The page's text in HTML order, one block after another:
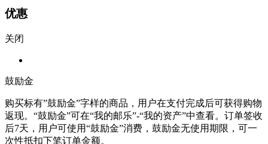
优惠
关闭
鼓励金
购买标有”鼓励金”字样的商品，用户在支付完成后可获得购物
返现。“鼓励金”可在“我的邮乐”-“我的资产”中查看。订单签收
后7天，用户可使用“鼓励金”消费，鼓励金无使用期限，可一
次性抵扣下笔订单金额。